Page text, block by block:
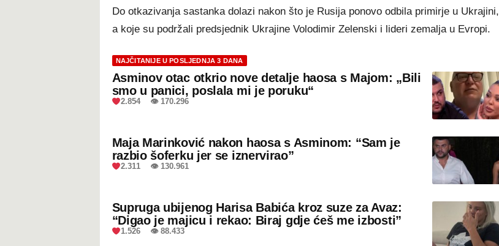
Do otkazivanja sastanka dolazi nakon što je Rusija ponovo odbila primirje u Ukrajini,
a koje su podržali predsjednik Ukrajine Volodimir Zelenski i lideri zemalja u Evropi.
NAJČITANIJE U POSLJEDNJA 3 DANA
Asminov otac otkrio nove detalje haosa s Majom: „Bili
smo u panici, poslala mi je poruku“
2.854 👁 170.296
Maja Marinković nakon haosa s Asminom: “Sam je
razbio šoferku jer se iznervirao”
2.311 👁 130.961
Supruga ubijenog Harisa Babića kroz suze za Avaz:
“Digao je majicu i rekao: Biraj gdje ćeš me izbosti”
1.526 👁 88.433